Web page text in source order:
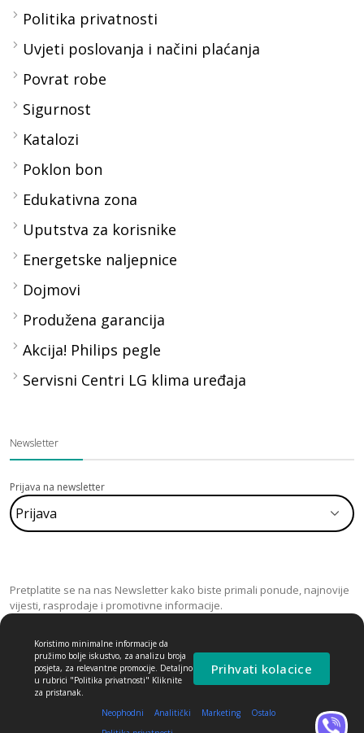
Politika privatnosti
Uvjeti poslovanja i načini plaćanja
Povrat robe
Sigurnost
Katalozi
Poklon bon
Edukativna zona
Uputstva za korisnike
Energetske naljepnice
Dojmovi
Produžena garancija
Akcija! Philips pegle
Servisni Centri LG klima uređaja
Newsletter
Prijava na newsletter
Pretplatite se na nas Newsletter kako biste primali ponude, najnovije
vijesti, rasprodaje i promotivne informacije.
Koristimo minimalne informacije da
pružimo bolje iskustvo, za analizu broja
posjeta, za relevantne promocije. Detaljno
u rubrici "Politika privatnosti" Kliknite
za pristanak.
Prihvati kolacice
Neophodni Analitički Marketing
Ostalo